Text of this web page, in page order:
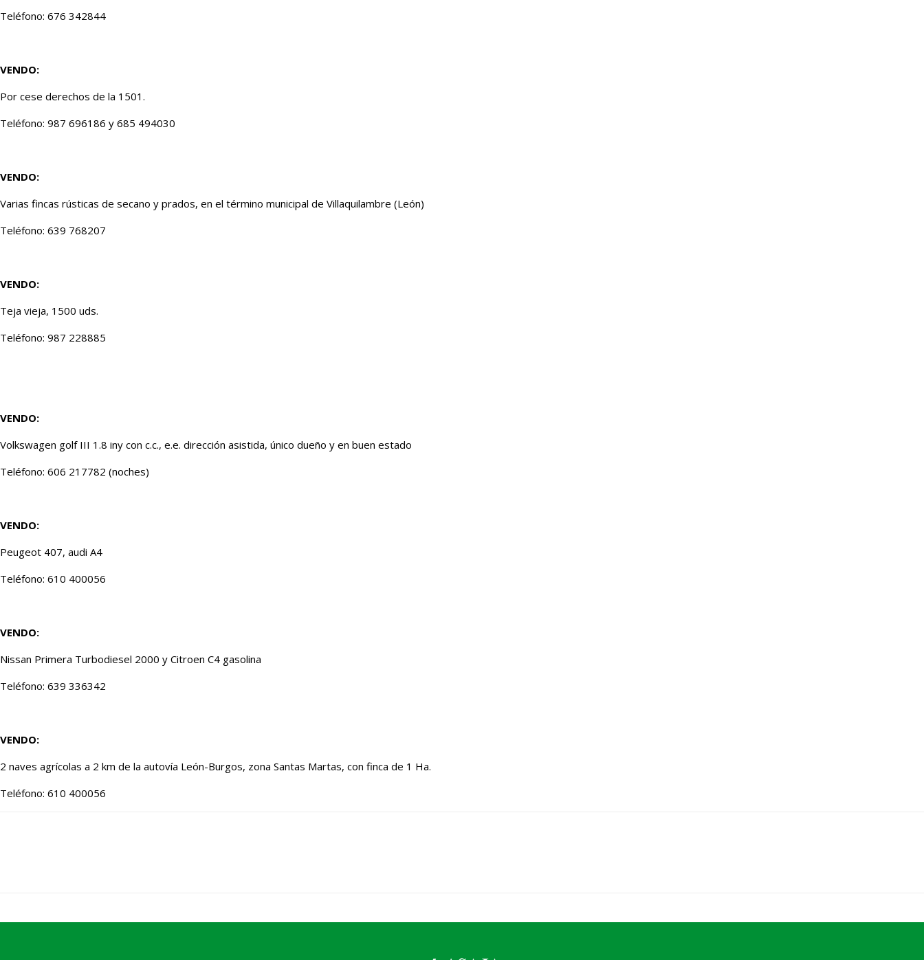
Teléfono: 676 342844
VENDO:
Por cese derechos de la 1501.
Teléfono: 987 696186 y 685 494030
VENDO:
Varias fincas rústicas de secano y prados, en el término municipal de Villaquilambre (León)
Teléfono: 639 768207
VENDO:
Teja vieja, 1500 uds.
Teléfono: 987 228885
VENDO:
Volkswagen golf III 1.8 iny con c.c., e.e. dirección asistida, único dueño y en buen estado
Teléfono: 606 217782 (noches)
VENDO:
Peugeot 407, audi A4
Teléfono: 610 400056
VENDO:
Nissan Primera Turbodiesel 2000 y Citroen C4 gasolina
Teléfono: 639 336342
VENDO:
2 naves agrícolas a 2 km de la autovía León-Burgos, zona Santas Martas, con finca de 1 Ha.
Teléfono: 610 400056